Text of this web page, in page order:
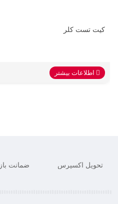
کیت تست کلر
اطلاعات بیشتر
تحویل اکسپرس ضمانت